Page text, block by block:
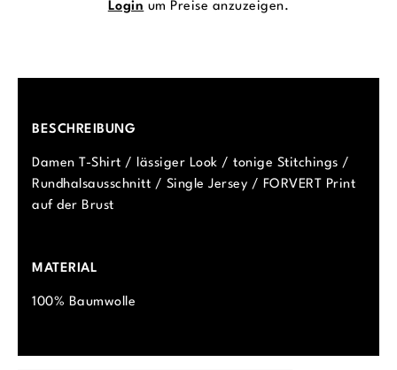
Login um Preise anzuzeigen.
BESCHREIBUNG
Damen T-Shirt / lässiger Look / tonige Stitchings /
Rundhalsausschnitt / Single Jersey / FORVERT Print
auf der Brust
MATERIAL
100% Baumwolle